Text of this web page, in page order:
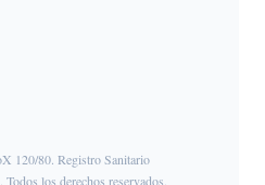
120/80. Registro Sanitario
los derechos reservados.